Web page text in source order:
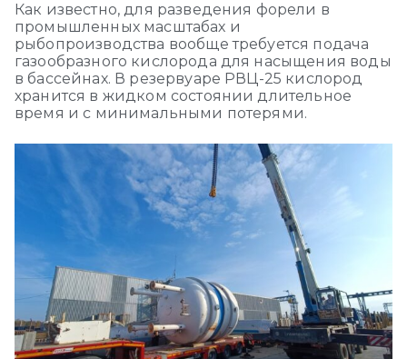
Как известно, для разведения форели в
промышленных масштабах и
рыбопроизводства вообще требуется подача
газообразного кислорода для насыщения воды
в бассейнах. В резервуаре РВЦ-25 кислород
хранится в жидком состоянии длительное
время и с минимальными потерями.